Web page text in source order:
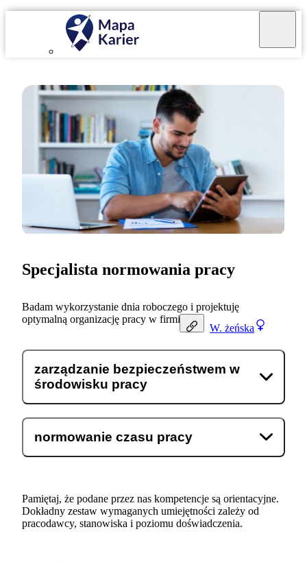
W. żeńska
Specjalista normowania pracy
Badam wykorzystanie dnia roboczego i projektuję
optymalną organizację pracy w firmie.
zarządzanie bezpieczeństwem w
środowisku pracy
normowanie czasu pracy
Pamiętaj, że podane przez nas kompetencje są orientacyjne.
Dokładny zestaw wymaganych umiejętności zależy od
pracodawcy, stanowiska i poziomu doświadczenia.